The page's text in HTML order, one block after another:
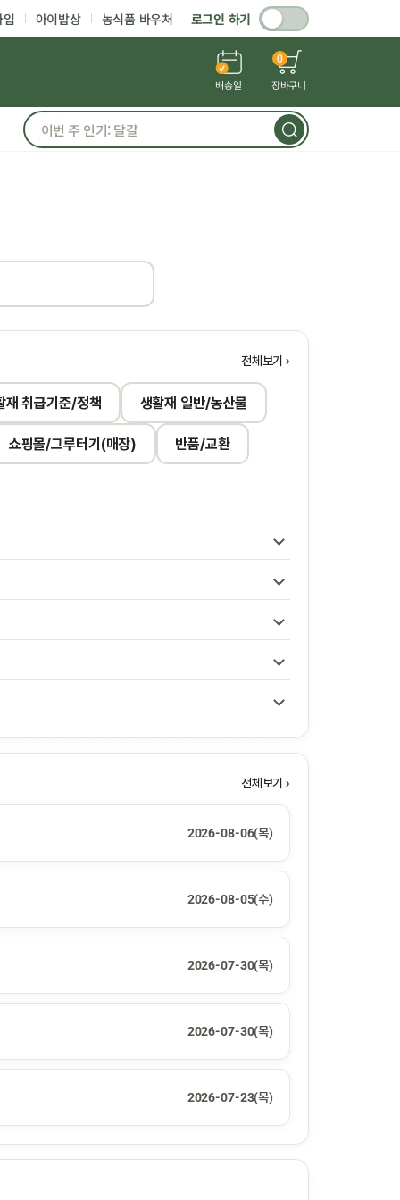
입 아이밥상 농식품 바우처 로그인 하기
배송일
0
장바구니
전체보기
재 취급기준/정책 생활재 일반/농산물
쇼핑몰/그루터기(매장) 반품/교환
전체보기
2026-08-06(목)
2026-08-05(수)
2026-07-30(목)
2026-07-30(목)
2026-07-23(목)